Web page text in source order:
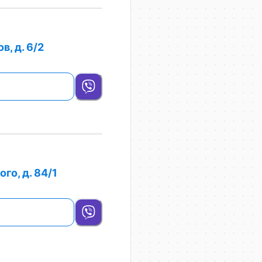
д. 6/2
д. 84/1